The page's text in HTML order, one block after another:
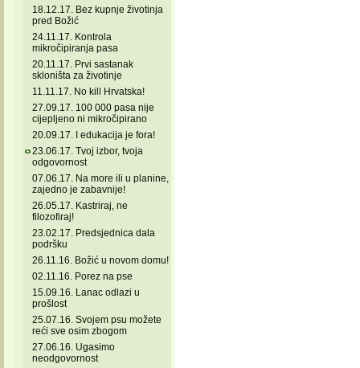
18.12.17. Bez kupnje životinja
pred Božić
24.11.17. Kontrola
mikročipiranja pasa
20.11.17. Prvi sastanak
skloništa za životinje
11.11.17. No kill Hrvatska!
27.09.17. 100 000 pasa nije
cijepljeno ni mikročipirano
20.09.17. I edukacija je fora!
23.06.17. Tvoj izbor, tvoja
odgovornost
07.06.17. Na more ili u planine,
zajedno je zabavnije!
26.05.17. Kastriraj, ne
filozofiraj!
23.02.17. Predsjednica dala
podršku
26.11.16. Božić u novom domu!
02.11.16. Porez na pse
15.09.16. Lanac odlazi u
prošlost
25.07.16. Svojem psu možete
reći sve osim zbogom
27.06.16. Ugasimo
neodgovornost